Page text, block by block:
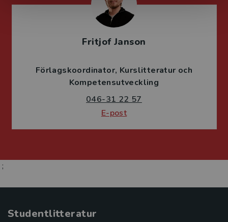
Fritjof Janson
Förlagskoordinator Kurslitteratur och
Kompetensutveckling
046-31 22 57
E-post
;
Studentlitteratur